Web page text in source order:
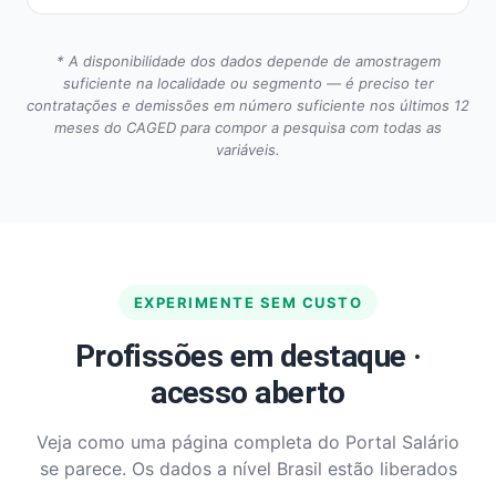
* A disponibilidade dos dados depende de amostragem
suficiente na localidade ou segmento — é preciso ter
contratações e demissões em número suficiente nos últimos 12
meses do CAGED para compor a pesquisa com todas as
variáveis.
EXPERIMENTE SEM CUSTO
Profissões em destaque ·
acesso aberto
Veja como uma página completa do Portal Salário
se parece. Os dados a nível Brasil estão liberados